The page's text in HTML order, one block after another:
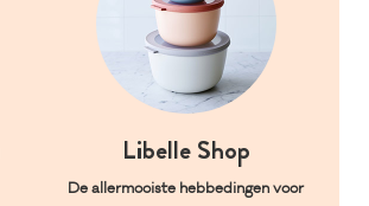
Libelle Shop
De allermooiste hebbedingen voor